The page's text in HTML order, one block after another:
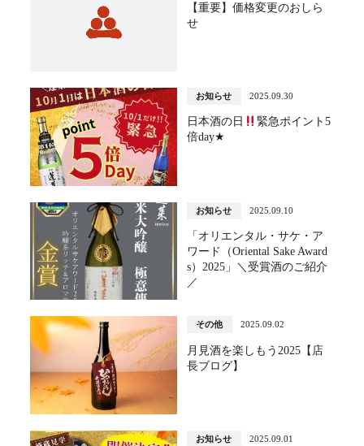
【重要】価格変更のおしら
せ
お知らせ 2025.09.30
日本酒の日
緊急ポイント5
倍day★
お知らせ 2025.09.10
「オリエンタル・サケ・ア
ワード（Oriental Sake Award
s）2025」＼受賞酒のご紹介
／
その他 2025.09.02
月見酒を楽しもう2025【店
長ブログ】
お知らせ 2025.09.01